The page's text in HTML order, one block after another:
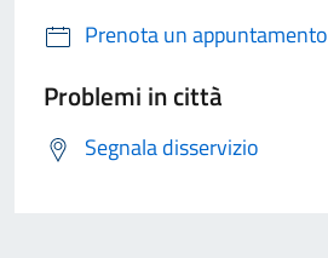
Prenota un appuntamento
Problemi in città
Segnala disservizio